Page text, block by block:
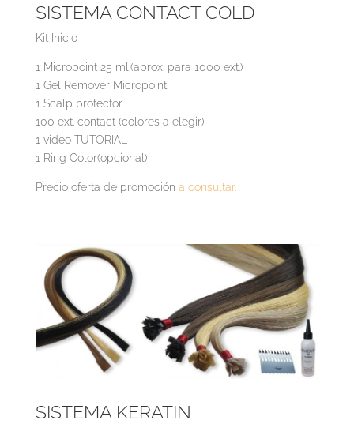
SISTEMA CONTACT COLD
Kit Inicio
1 Micropoint 25 ml.(aprox. para 1000 ext.)
1 Gel Remover Micropoint
1 Scalp protector
100 ext. contact (colores a elegir)
1 video TUTORIAL
1 Ring Color(opcional)
Precio oferta de promoción a consultar.
SISTEMA KERATIN